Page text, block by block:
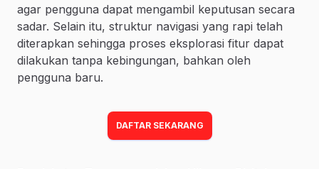
agar pengguna dapat mengambil keputusan secara
sadar. Selain itu, struktur navigasi yang rapi telah
diterapkan sehingga proses eksplorasi fitur dapat
dilakukan tanpa kebingungan, bahkan oleh
pengguna baru.
DAFTAR SEKARANG